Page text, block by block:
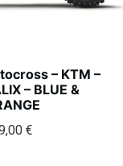
– KTM –
– BLUE &
€